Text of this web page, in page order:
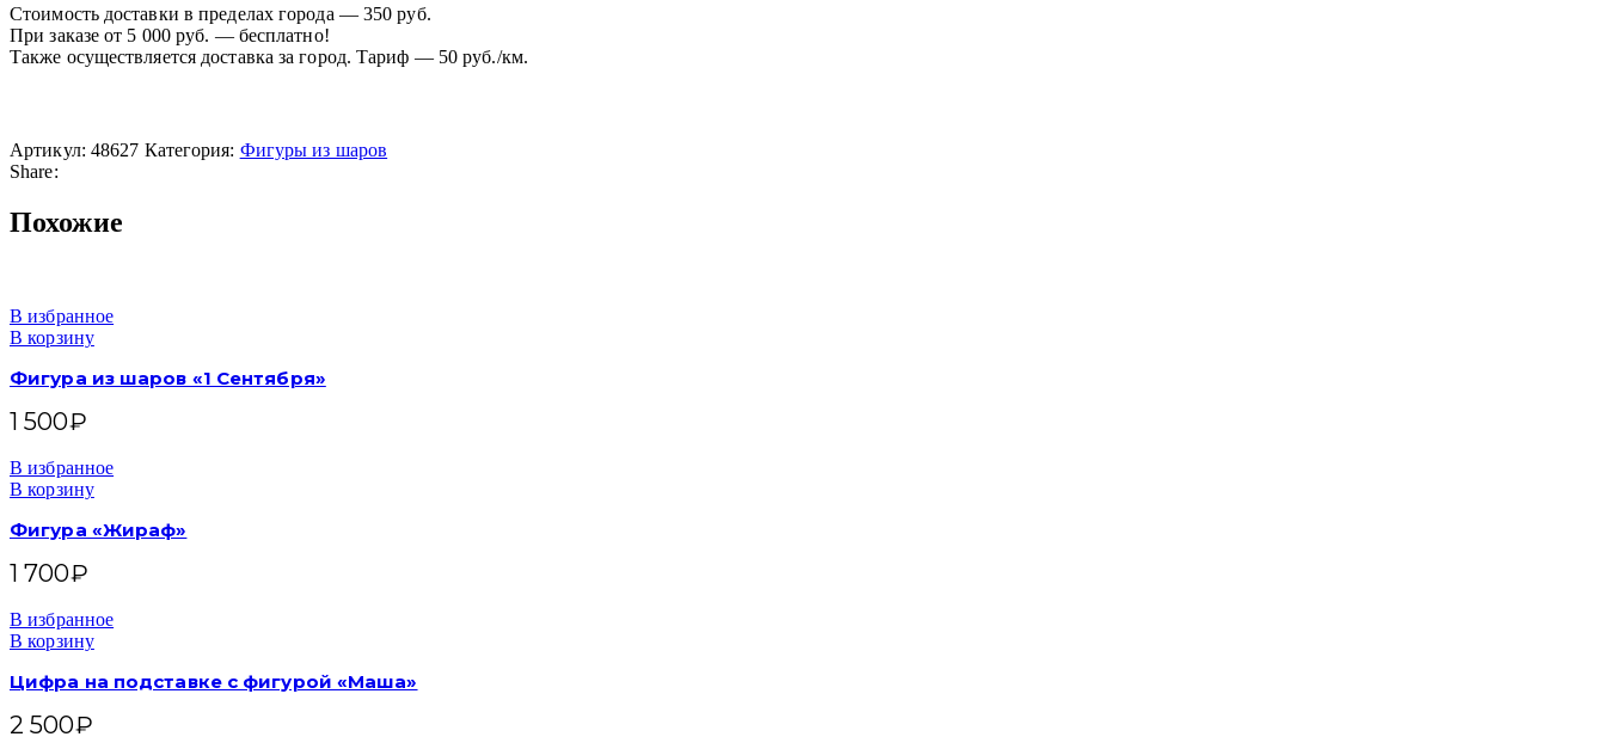
Стоимость доставки в пределах города — 350 руб.
При заказе от 5 000 руб. — бесплатно!
Также осуществляется доставка за город. Тариф — 50 руб./км.
Артикул: 48627 Категория: Фигуры из шаров
Share:
Похожие
В избранное
В корзину
Фигура из шаров «1 Сентября»
1 500₽
В избранное
В корзину
Фигура «Жираф»
1 700₽
В избранное
В корзину
Цифра на подставке с фигурой «Маша»
2 500₽